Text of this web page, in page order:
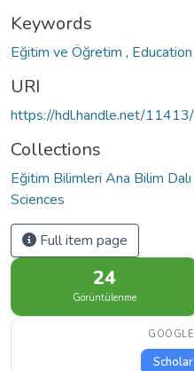
Keywords
Eğitim ve Öğretim ,
URI
https://hdl.handle.net/
Collections
Eğitim Bilimleri Ana Bilim
Sciences
Full item page
24
Görüntülenme